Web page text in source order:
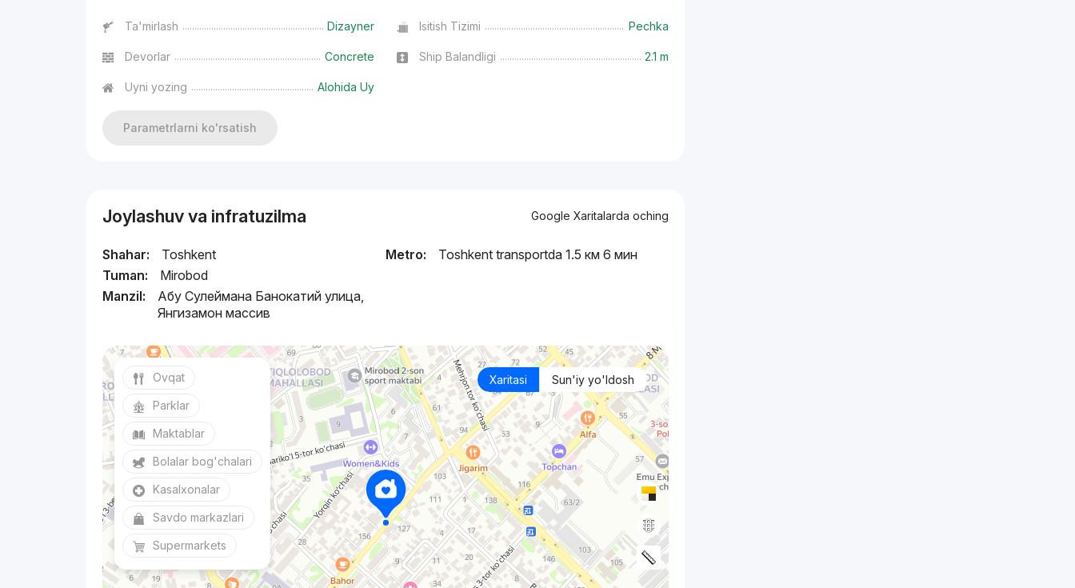
Ta'mirlash Dizayner Isitish Tizimi Pechka
Devorlar Concrete Ship Balandligi 2.1 m
Uyni yozing Alohida Uy
Parametrlarni ko'rsatish
Joylashuv va infratuzilma Google Xaritalarda oching
Shahar:
Toshkent
Tuman:
Mirobod
Manzil:
Абу Сулеймана Банокатий улица,
Янгизамон массив
Metro: Toshkent transportda 1.5 км 6 мин
Xaritasi Sun'iy yo'ldosh
Ovqat
Parklar
Maktablar
Bolalar bog'chalari
Kasalxonalar
Savdo markazlari
Supermarkets